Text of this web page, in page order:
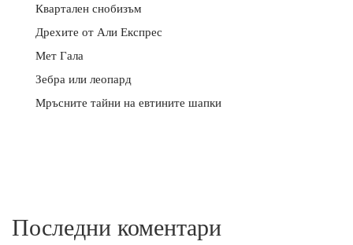
Квартален снобизъм
Дрехите от Али Експрес
Мет Гала
Зебра или леопард
Мръсните тайни на евтините шапки
Последни коментари